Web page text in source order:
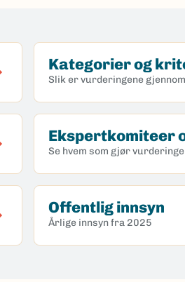
Kategorier og
Slik er vurderingene
Ekspertkomiteer
Se hvem som gjør
Offentlig innsyn
Årlige innsyn fra 2025